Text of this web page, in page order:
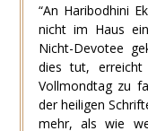
“An Haribodhini
nicht im Haus
Nicht-Devotee
dies tut,
Vollmondtag zu
der heiligen
mehr, als wie